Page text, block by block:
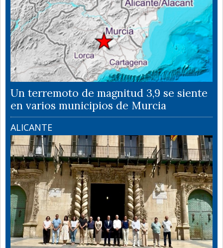
Un terremoto de magnitud 3,9 se siente
en varios municipios de Murcia
ALICANTE